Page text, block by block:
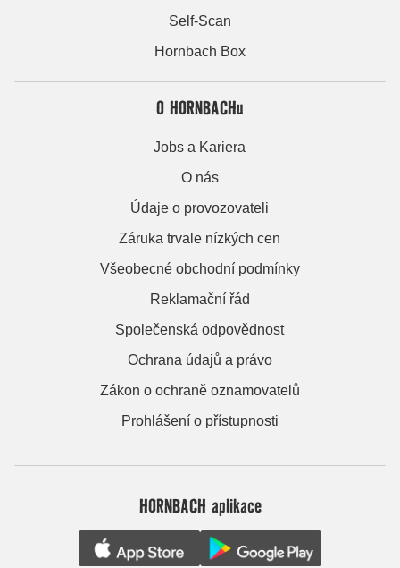
Self-Scan
Hornbach Box
O HORNBACHu
Jobs a Kariera
O nás
Údaje o provozovateli
Záruka trvale nízkých cen
Všeobecné obchodní podmínky
Reklamační řád
Společenská odpovědnost
Ochrana údajů a právo
Zákon o ochraně oznamovatelů
Prohlášení o přístupnosti
HORNBACH aplikace